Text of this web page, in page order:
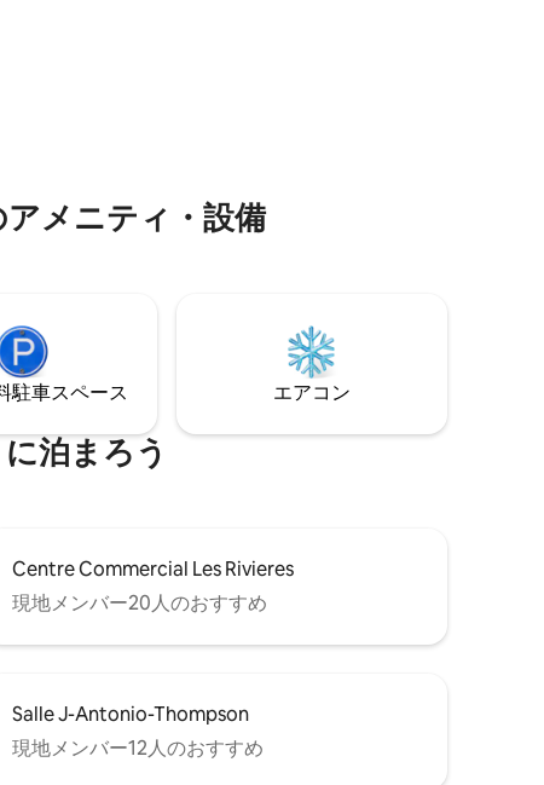
メニティ・設備
駐⁠車ス⁠ペ⁠ー⁠ス エアコン
泊まろう
Centre Commercial Les Rivieres
現地メンバー20人のおすすめ
Salle J-Antonio-Thompson
現地メンバー12人のおすすめ